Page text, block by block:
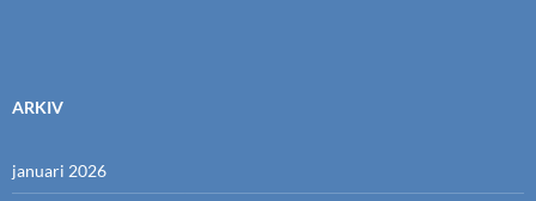
ARKIV
januari 2026